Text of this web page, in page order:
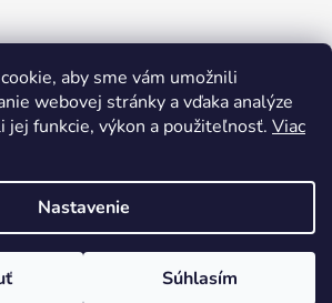
aby sme vám umožnili
webovej stránky a vďaka analýze
jej funkcie, výkon a použiteľnosť. Viac
Nastavenie
Súhlasím
Vytvoril Shoptet
KidsMall
. Všetky práva vyhradené.